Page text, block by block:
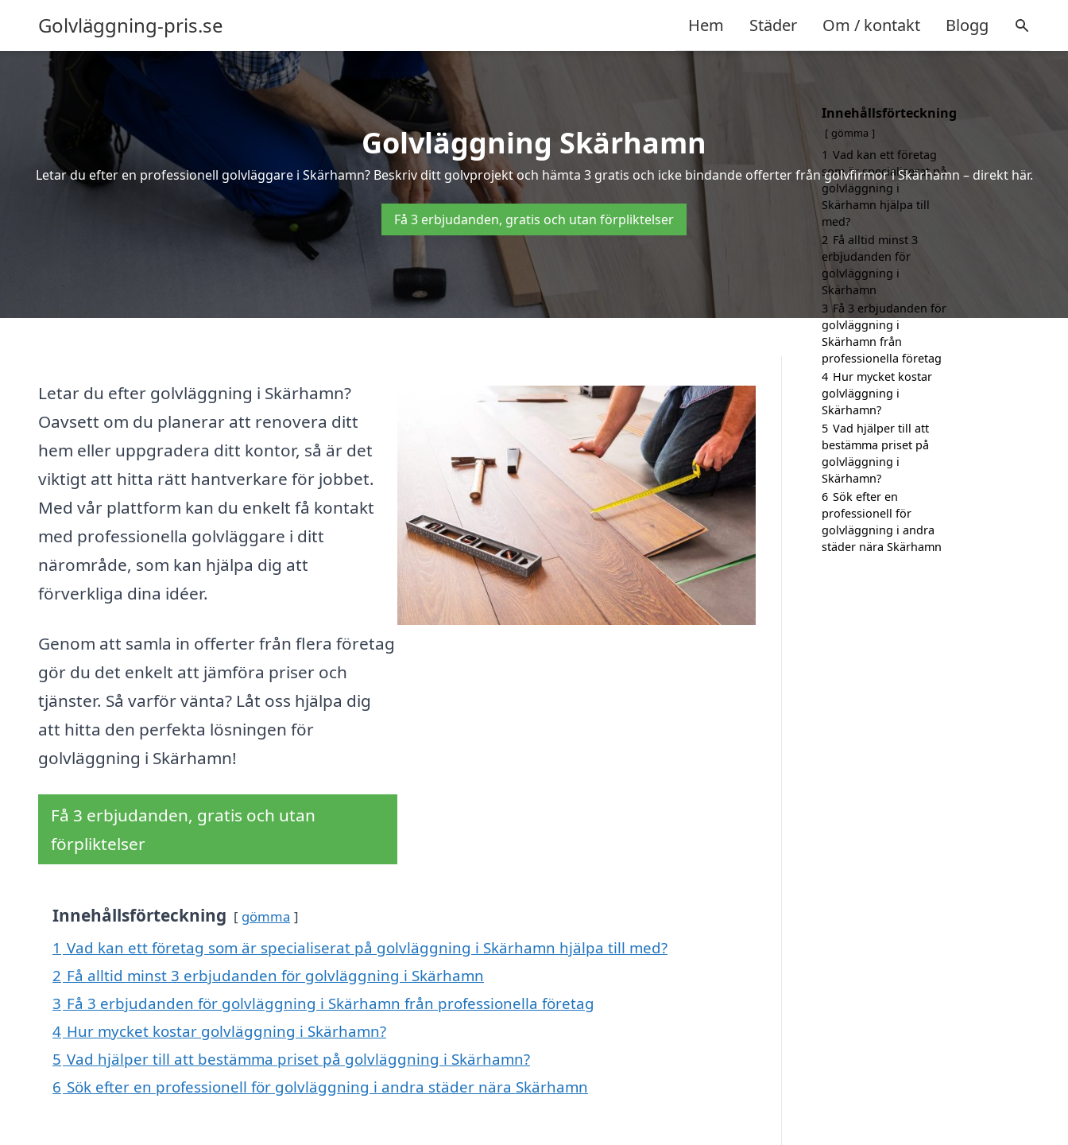
Golvläggning-pris.se Hem Städer Om / kontakt Blogg
Golvläggning Skärhamn
Letar du efter en professionell golvläggare i Skärhamn? Beskriv ditt golvprojekt och hämta 3 gratis och icke bindande offerter från golvfirmor i Skärhamn – direkt här.
Få 3 erbjudanden, gratis och utan förpliktelser
Letar du efter golvläggning i Skärhamn?
Oavsett om du planerar att renovera ditt
hem eller uppgradera ditt kontor, så är det
viktigt att hitta rätt hantverkare för jobbet.
Med vår plattform kan du enkelt få kontakt
med professionella golvläggare i ditt
närområde, som kan hjälpa dig att
förverkliga dina idéer.
Genom att samla in offerter från flera företag
gör du det enkelt att jämföra priser och
tjänster. Så varför vänta? Låt oss hjälpa dig
att hitta den perfekta lösningen för
golvläggning i Skärhamn!
Få 3 erbjudanden, gratis och utan
förpliktelser
Innehållsförteckning gömma
1 Vad kan ett företag som är specialiserat på golvläggning i Skärhamn hjälpa till med?
2 Få alltid minst 3 erbjudanden för golvläggning i Skärhamn
3 Få 3 erbjudanden för golvläggning i Skärhamn från professionella företag
4 Hur mycket kostar golvläggning i Skärhamn?
5 Vad hjälper till att bestämma priset på golvläggning i Skärhamn?
6 Sök efter en professionell för golvläggning i andra städer nära Skärhamn
Innehållsförteckning
gömma
1 Vad kan ett företag
som är specialiserat på
golvläggning i
Skärhamn hjälpa till
med?
2 Få alltid minst 3
erbjudanden för
golvläggning i
Skärhamn
3 Få 3 erbjudanden för
golvläggning i
Skärhamn från
professionella företag
4 Hur mycket kostar
golvläggning i
Skärhamn?
5 Vad hjälper till att
bestämma priset på
golvläggning i
Skärhamn?
6 Sök efter en
professionell för
golvläggning i andra
städer nära Skärhamn